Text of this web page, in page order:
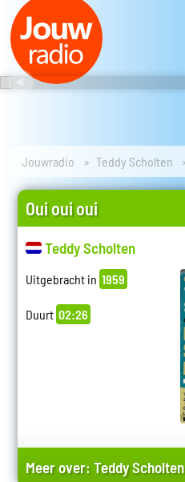
Jouwradio Teddy Scholten
Oui oui oui
Teddy Scholten
Uitgebracht in 1959
Duurt 02:26
Meer over:Teddy Scholten